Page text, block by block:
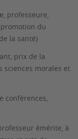
, professeure,
du
la santé)
prix de la
sciences morales et
conférences,
émérite, à